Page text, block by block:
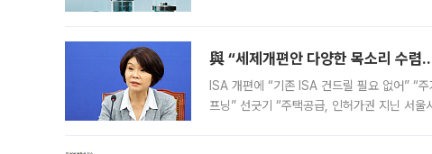
與 “세제개편안 다양한 목소리 수렴
ISA 개편에 “기존 ISA 건드릴 필요 없어” “
프닝” 선긋기 “주택공급, 인허가권 지닌 서